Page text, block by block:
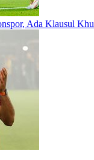
Ada Klausul